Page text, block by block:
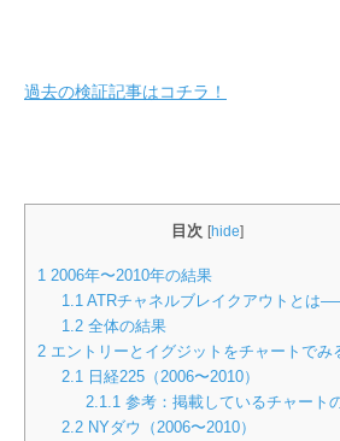
過去の検証記事はコチラ！
目次 [hide]
1 2006年〜2010年の結果
1.1 ATRチャネルブレイクアウトとは
1.2全体の結果
2 エントリーとイグジットをチャートでみ
2.1 日経225（2006〜2010）
2.1.1 参考：掲載しているチャート
2.2NYダウ（2006〜2010）